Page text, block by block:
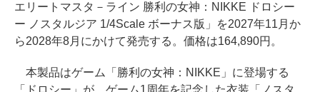
エリートマスタ－ライン 勝利の女神：NIKKE ドロシー
ー ノスタルジア 1/4Scale ボーナス版」を2027年11月か
ら2028年8月にかけて発売する。価格は164,890円。
本製品はゲーム「勝利の女神：NIKKE」に登場する
「ドロシー」が、ゲーム1周年を記念した衣装「ノスタ